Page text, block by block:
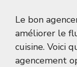
Le bon
améliorer le
cuisine. Voici
agencement